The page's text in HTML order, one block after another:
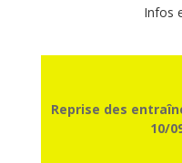
Infos
Reprise des
10/